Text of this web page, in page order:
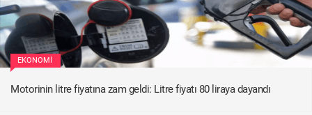
EKONOMI
Motorinin litre fiyatına zam geldi: Litre fiyatı 80 liraya dayandı